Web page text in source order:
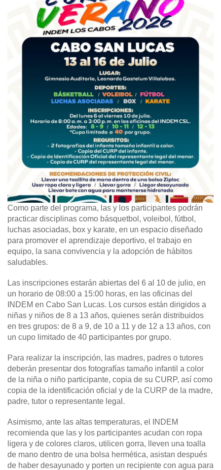
Como parte del programa, las y los participantes podrán
practicar disciplinas como básquetbol, voleibol, fútbol,
luchas asociadas, box y karate, en un espacio diseñado
para promover el aprendizaje deportivo, el trabajo en
equipo, la sana convivencia y la adopción de hábitos
saludables.
Las inscripciones estarán abiertas del 6 al 10 de julio, en
un horario de 08:00 a 15:00 horas, en las oficinas del
INDEM en Cabo San Lucas. Los cursos están dirigidos a
niñas y niños de 8 a 13 años, quienes serán distribuidos
en tres grupos: de 8 a 9, de 10 a 11 y de 12 a 13 años, con
un cupo limitado de 40 participantes por grupo.
Para realizar la inscripción, las madres, padres o tutores
deberán presentar dos fotografías tamaño infantil a color
de la niña o niño participante, copia de su CURP, así como
copia de la identificación oficial y de la CURP de la madre,
padre, tutor o representante legal.
Asimismo, ante las altas temperaturas, el INDEM
recomienda que las y los participantes acudan con ropa
ligera y de colores claros, utilicen gorra, lleven una toalla
de mano dentro de una bolsa hermética, asistan después
de haber desayunado y porten un recipiente con agua para